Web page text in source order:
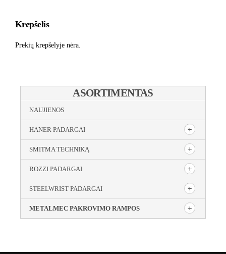
Krepšelis
Prekių krepšelyje nėra.
ASORTIMENTAS
NAUJIENOS
HANER PADARGAI
SMITMA TECHNIKĄ
ROZZI PADARGAI
STEELWRIST PADARGAI
METALMEC PAKROVIMO RAMPOS